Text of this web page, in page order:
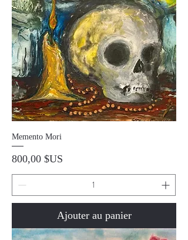
Memento Mori
Prix
800,00 $US
Ajouter au panier